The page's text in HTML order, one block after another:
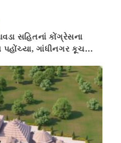
સહિતનાં કોંગ્રેસના
ગાંધીનગર કૂચ